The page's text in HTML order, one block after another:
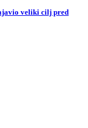
veliki cilj pred